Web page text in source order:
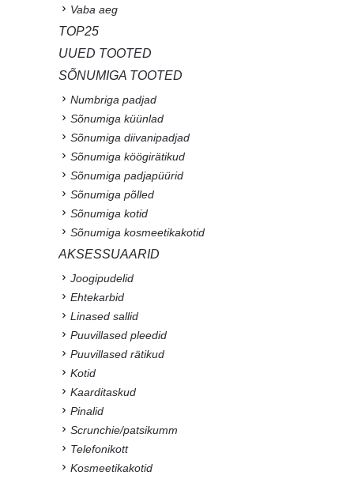
Vaba aeg
TOP25
UUED TOOTED
SÕNUMIGA TOOTED
Numbriga padjad
Sõnumiga küünlad
Sõnumiga diivanipadjad
Sõnumiga köögirätikud
Sõnumiga padjapüürid
Sõnumiga põlled
Sõnumiga kotid
Sõnumiga kosmeetikakotid
AKSESSUAARID
Joogipudelid
Ehtekarbid
Linased sallid
Puuvillased pleedid
Puuvillased rätikud
Kotid
Kaarditaskud
Pinalid
Scrunchie/patsikumm
Telefonikott
Kosmeetikakotid